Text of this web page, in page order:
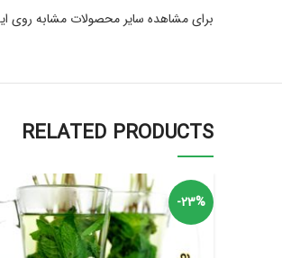
برای مشاهده سایر محصولات مشابه روی
RELATED PRODUCTS
-23%